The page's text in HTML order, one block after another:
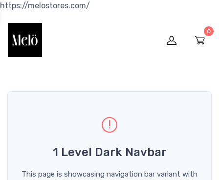
https://melostores.com/
0
1 Level Dark Navbar
This page is showcasing navigation bar variant with